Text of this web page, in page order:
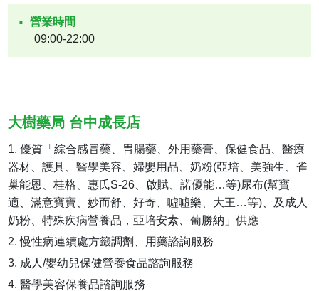
營業時間
09:00-22:00
大樹藥局 台中成長店
優質「綜合感冒藥、胃腸藥、外用藥膏、保健食品、醫療
器材、護具、醫學美容、婦嬰用品、奶粉(亞培、美強生、雀
巢能恩、桂格、惠氏S-26、啟賦、諾優能…等)尿布(幫寶
適、滿意寶寶、妙而舒、好奇、噓噓樂、大王…等)、及成人
奶粉、特殊疾病營養品，亞培安素、葡勝納」供應
慢性病連續處方籤調劑、用藥諮詢服務
成人/嬰幼兒保健營養食品諮詢服務
醫學美容保養品諮詢服務